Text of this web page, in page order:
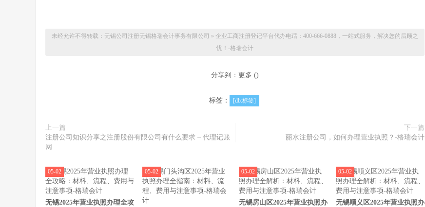
未经允许不得转载：无锡公司注册无锡格瑞会计事务有限公司 » 企业工商注册登记平台代办电话：400-666-0888，一站式服务，解决您的后顾之
忧！-格瑞会计
分享到： 更多 ()
标签： [db:标签]
上一篇
注册公司知识分享之注册股份有限公司有什么要求 – 代理记账
网
下一篇
丽水注册公司，如何办理营业执照？-格瑞会计
无锡2025年营业执照办理全攻
05-02 05-02
无锡房山区2025年营业执照办
05-02
无锡顺义区2025年营业执照办
05-02